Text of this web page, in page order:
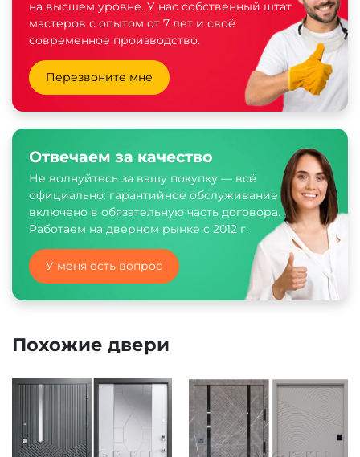
на высшем уровне. У нас собственный штат
мастеров с опытом от 7 лет и своё
современное производство.
Перезвоните мне
Отвечаем за качество
Не волнуйтесь за вашу покупку — всё
официально: гарантийное обслуживание
включено в обязательную часть договора.
Работаем на дверном рынке с 2012 г.
У меня есть вопрос
Похожие двери